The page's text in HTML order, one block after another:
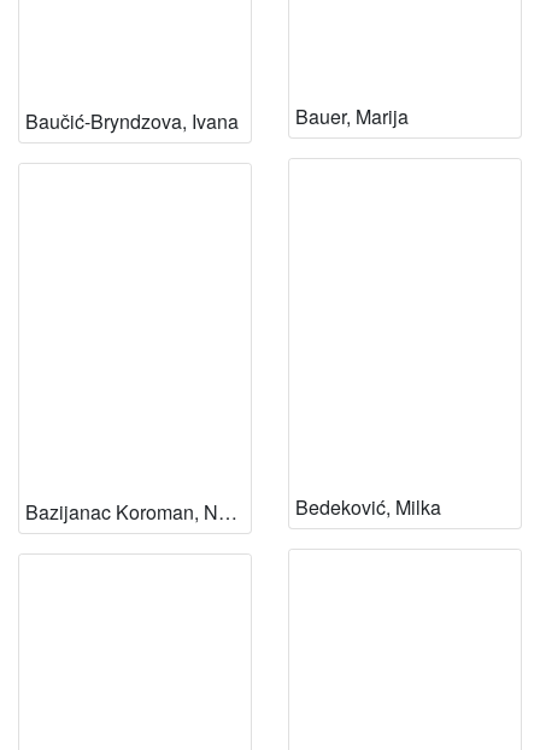
Baučić-Bryndzova, Ivana Bauer, Marija
Bazijanac Koroman, Nada Bedeković, Milka